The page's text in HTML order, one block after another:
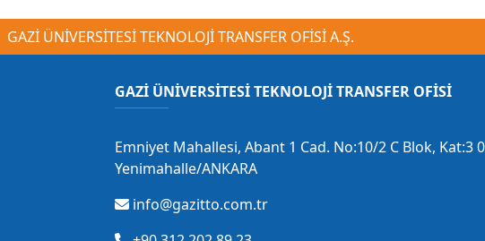
GAZİ ÜNİVERSİTESİ TEKNOLOJİ TRANSFER OFİSİ A.Ş.
GAZİ ÜNİVERSİTESİ TEKNOLOJİ TRANSFER OFİSİ
Emniyet Mahallesi, Abant 1 Cad. No:10/2 C Blok, Kat:3
Yenimahalle/ANKARA
info@gazitto.com.tr